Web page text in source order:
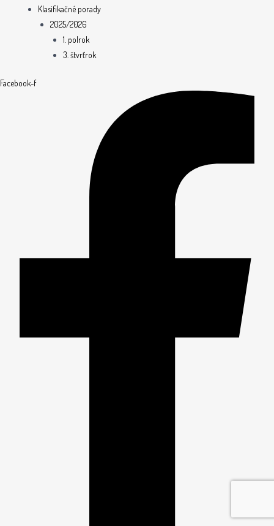
Klasifikačné porady
2025/2026
1. polrok
3. štvrťrok
Facebook-f